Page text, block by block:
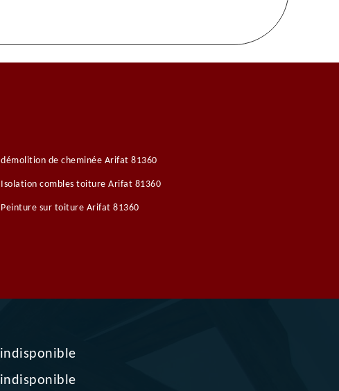
démolition de cheminée Arifat 81360
Isolation combles toiture Arifat 81360
Peinture sur toiture Arifat 81360
indisponible
indisponible